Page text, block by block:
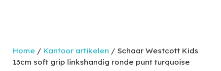
Home / Kantoor artikelen / Schaar Westcott Kids
13cm soft grip linkshandig ronde punt turquoise